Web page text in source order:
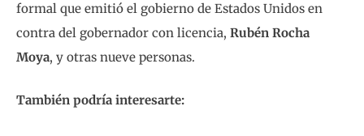
formal que emitió el gobierno de Estados Unidos en
contra del gobernador con licencia, Rubén Rocha
Moya, y otras nueve personas.
También podría interesarte: